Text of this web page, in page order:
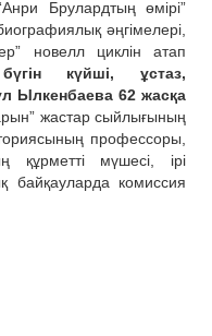
Брулардтың өмірі”
әңгімелері,
новелл циклін атап
күйші, ұстаз,
Ылкенбаева 62 жасқа
жастар сыйлығының
профессоры,
құрметті мүшесі, ірі
байқауларда комиссия